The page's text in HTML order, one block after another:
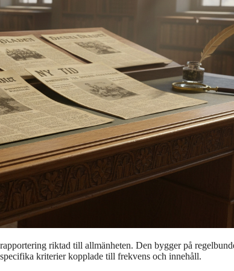
riktad till allmänheten. Den bygger på
kriterier kopplade till frekvens och innehåll.